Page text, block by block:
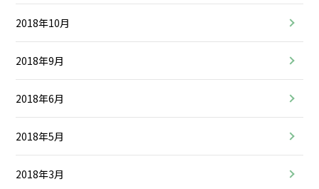
2018年10月
2018年9月
2018年6月
2018年5月
2018年3月